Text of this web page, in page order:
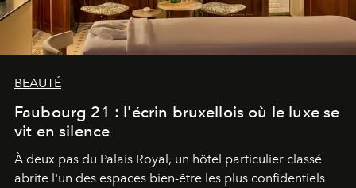
BEAUTÉ
Faubourg 21 : l'écrin bruxellois où le luxe se
vit en silence
À deux pas du Palais Royal, un hôtel particulier classé
abrite l'un des espaces bien-être les plus confidentiels